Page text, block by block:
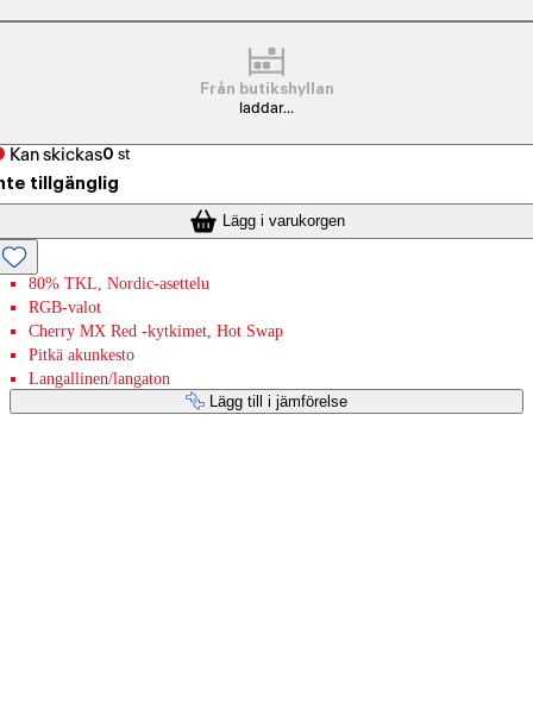
Från butikshyllan
laddar...
Kan skickas0 st
tillgänglig
Lägg i varukorgen
80% TKL, Nordic-asettelu
RGB-valot
Cherry MX Red -kytkimet, Hot Swap
Pitkä akunkesto
Langallinen/langaton
Lägg till i jämförelse